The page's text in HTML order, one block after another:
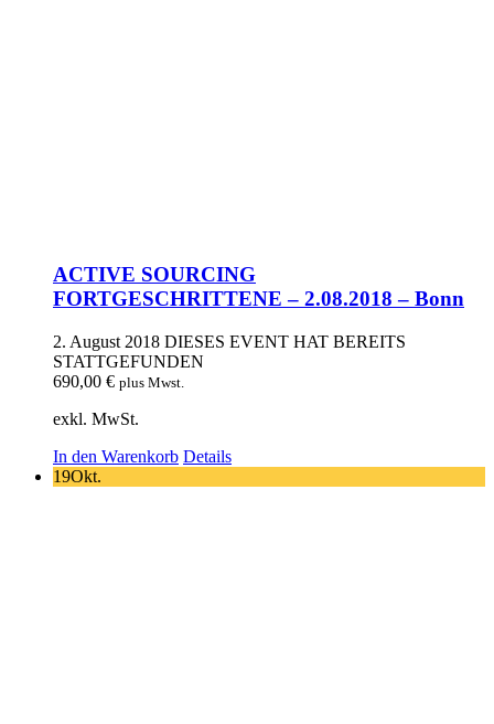
ACTIVE SOURCING
FORTGESCHRITTENE – 2.08.2018 – Bonn
2. August 2018 DIESES EVENT HAT BEREITS
STATTGEFUNDEN
690,00 € plus Mwst.
exkl. MwSt.
In den Warenkorb Details
19Okt.